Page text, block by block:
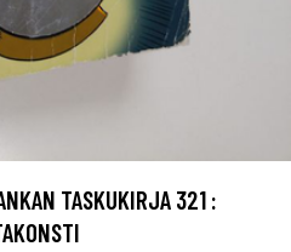
TASKUKIRJA 321 :